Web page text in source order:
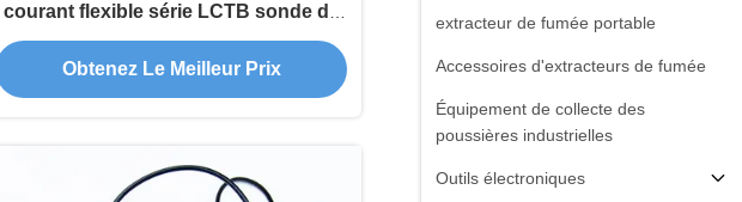
extracteur de fumée portable
Accessoires d'extracteurs de fumée
Équipement de collecte des
poussières industrielles
Outils électroniques
courant flexible série LCTB sonde de
bobine flexible Rogowski
personnalisable
Obtenez Le Meilleur Prix